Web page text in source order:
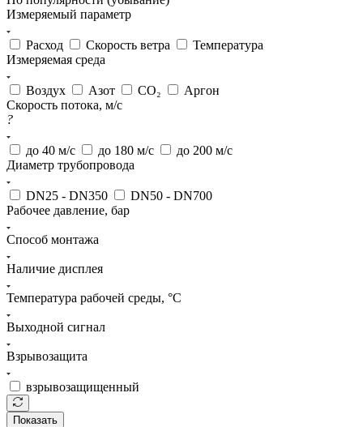
Измеряемый параметр
Расход Скорость ветра
Температура
Измеряемая среда
Воздух Азот CO₂
Аргон
Cкорость потока, м/c
?
до 40 м/с до 180 м/с
до 200 м/с
Диаметр трубопровода
DN25 - DN350
DN50 - DN700
Рабочее давление, бар
Способ монтажа
Наличие дисплея
Температура рабочей среды, °С
Выходной сигнал
Взрывозащита
взрывозащищенный
Показать